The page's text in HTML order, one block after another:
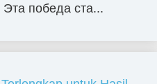
Эта победа ста...